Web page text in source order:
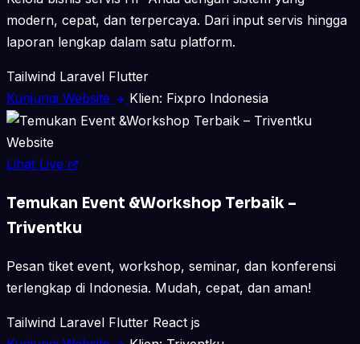
modern, cepat, dan terpercaya. Dari input servis hingga
laporan lengkap dalam satu platform.
Tailwind Laravel Flutter
Kunjungi Website
Klien: Fixpro Indonesia
Website
Lihat Live
Temukan Event &Workshop Terbaik –
Triventku
Pesan tiket event, workshop, seminar, dan konferensi
terlengkap di Indonesia. Mudah, cepat, dan aman!
Tailwind Laravel Flutter React js